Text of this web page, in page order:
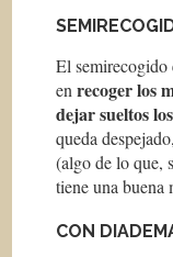
El semirecogido
enrecoger los
dejar sueltos
queda
(algo de lo que,
tiene una buena
CON